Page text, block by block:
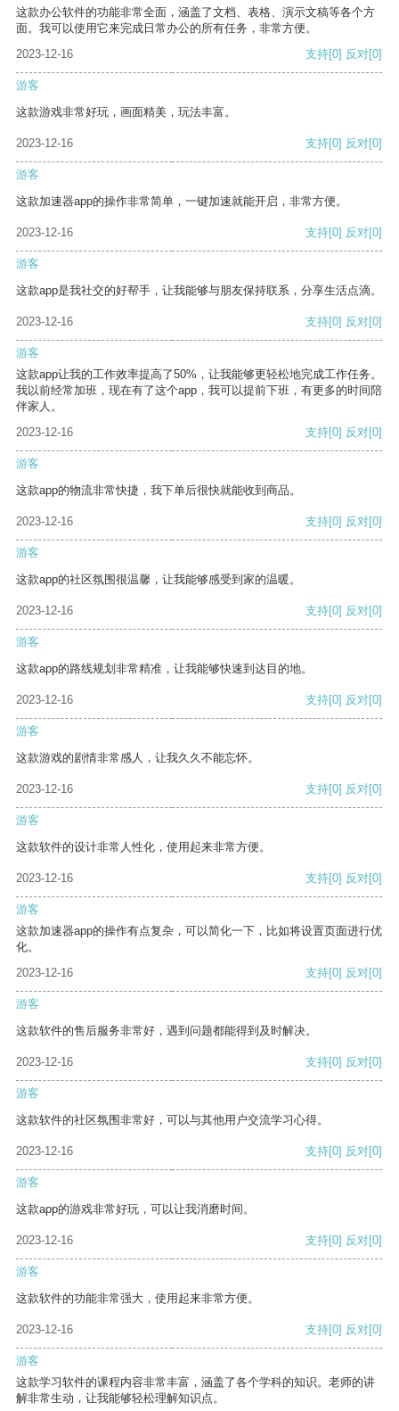
这款办公软件的功能非常全面，涵盖了文档、表格、演示文稿等各个方
面。我可以使用它来完成日常办公的所有任务，非常方便。
2023-12-16
支持[0] 反对[0]
游客
这款游戏非常好玩，画面精美，玩法丰富。
2023-12-16 支持[0] 反对[0]
游客
这款加速器app的操作非常简单，一键加速就能开启，非常方便。
2023-12-16 支持[0] 反对[0]
游客
这款app是我社交的好帮手，让我能够与朋友保持联系，分享生活点滴。
2023-12-16 支持[0] 反对[0]
游客
这款app让我的工作效率提高了50%，让我能够更轻松地完成工作任务。
我以前经常加班，现在有了这个app，我可以提前下班，有更多的时间陪
伴家人。
2023-12-16
支持[0] 反对[0]
游客
这款app的物流非常快捷，我下单后很快就能收到商品。
2023-12-16 支持[0] 反对[0]
游客
这款app的社区氛围很温馨，让我能够感受到家的温暖。
2023-12-16 支持[0] 反对[0]
游客
这款app的路线规划非常精准，让我能够快速到达目的地。
2023-12-16 支持[0] 反对[0]
游客
这款游戏的剧情非常感人，让我久久不能忘怀。
2023-12-16 支持[0] 反对[0]
游客
这款软件的设计非常人性化，使用起来非常方便。
2023-12-16 支持[0] 反对[0]
游客
这款加速器app的操作有点复杂，可以简化一下，比如将设置页面进行优
化。
2023-12-16
支持[0] 反对[0]
游客
这款软件的售后服务非常好，遇到问题都能得到及时解决。
2023-12-16 支持[0] 反对[0]
游客
这款软件的社区氛围非常好，可以与其他用户交流学习心得。
2023-12-16 支持[0] 反对[0]
游客
这款app的游戏非常好玩，可以让我消磨时间。
2023-12-16 支持[0] 反对[0]
游客
这款软件的功能非常强大，使用起来非常方便。
2023-12-16 支持[0] 反对[0]
游客
这款学习软件的课程内容非常丰富，涵盖了各个学科的知识。老师的讲
解非常生动，让我能够轻松理解知识点。